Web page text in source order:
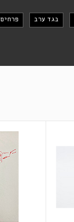
בגד ערב פרחים